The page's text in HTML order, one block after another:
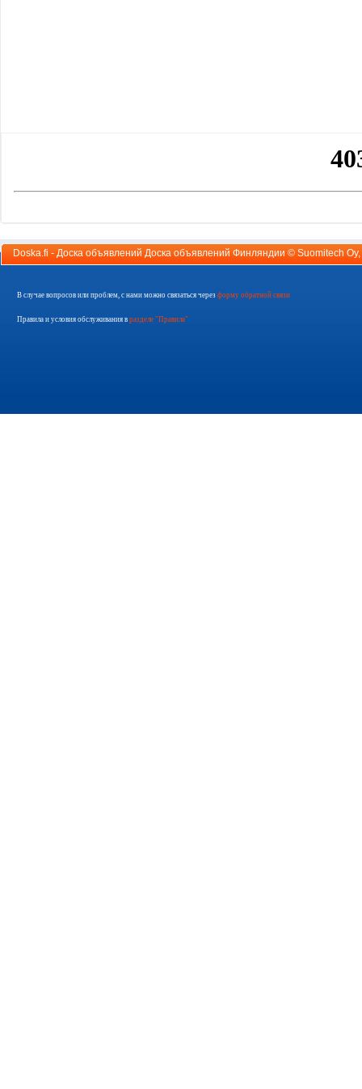
Doska.fi - Доска объявлений Доска объявлений Финляндии © Suomitech Oy
В случае вопросов или проблем, с нами можно связаться через форму обратной связи
Правила и условия обслуживания в разделе "Правила"